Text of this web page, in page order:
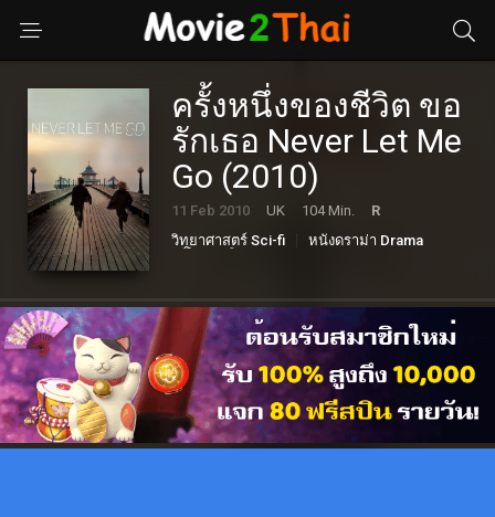
ครั้งหนึ่งของชีวิต ขอ
รักเธอ Never Let Me
Go (2010)
11 Feb 2010 UK 104 Min.
R
วิทยาศาสตร์ Sci-fi
หนังดราม่า Drama